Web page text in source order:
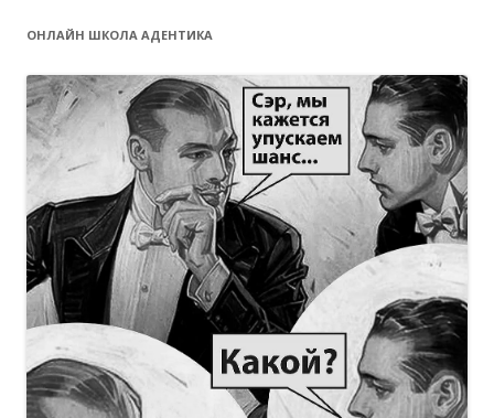
ОНЛАЙН ШКОЛА АДЕНТИКА